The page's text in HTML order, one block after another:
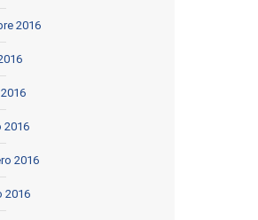
2016
2016
2016
2016